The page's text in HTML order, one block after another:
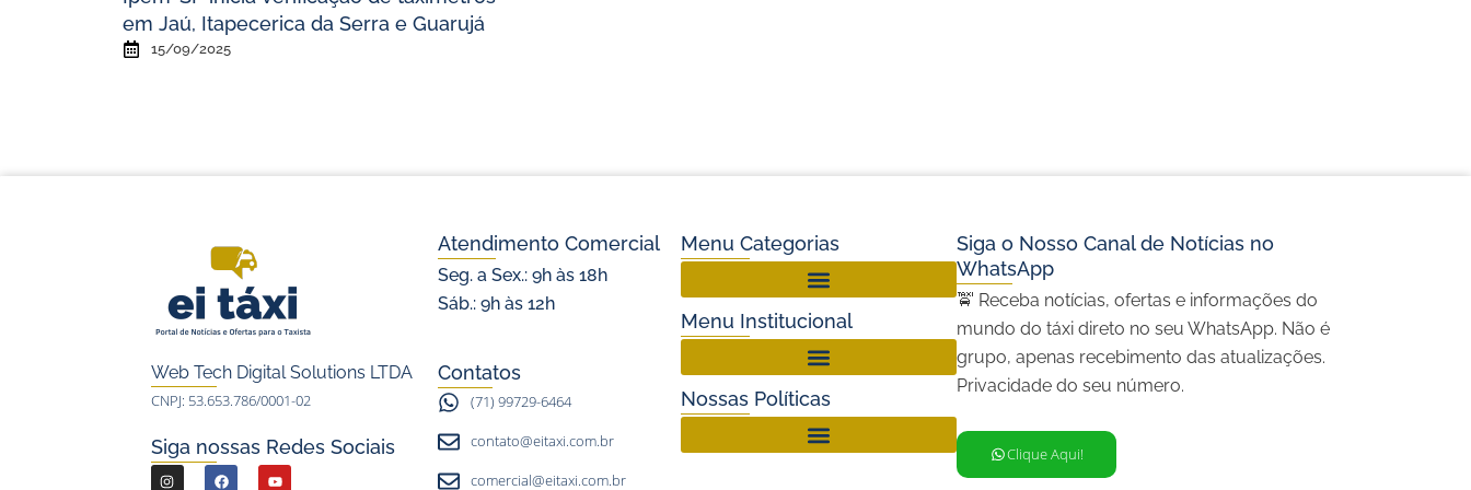
em Jaú, Itapecerica da Serra e Guarujá
15/09/2025
Web Tech Digital Solutions LTDA
CNPJ: 53.653.786/0001-02
Siga nossas Redes Sociais
I F Y
Atendimento Comercial
Seg. a Sex.: 9h às 18h
Sáb.: 9h às 12h
Contatos
(71) 99729-6464
contato@eitaxi.com.br
comercial@eitaxi.com.br
Menu Categorias
Menu Institucional
Nossas Políticas
Siga o Nosso Canal de Notícias no
WhatsApp
🚖 Receba notícias, ofertas e informações do
mundo do táxi direto no seu WhatsApp. Não é
grupo, apenas recebimento das atualizações.
Privacidade do seu número.
Clique Aqui!